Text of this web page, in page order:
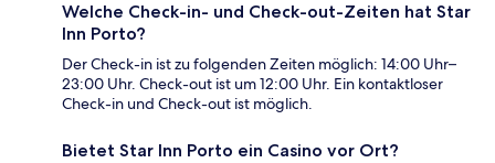
Welche Check-in- und Check-out-Zeiten hat Star
Inn Porto?
Der Check-in ist zu folgenden Zeiten möglich: 14:00 Uhr–
23:00 Uhr. Check-out ist um 12:00 Uhr. Ein kontaktloser
Check-in und Check-out ist möglich.
Bietet Star Inn Porto ein Casino vor Ort?